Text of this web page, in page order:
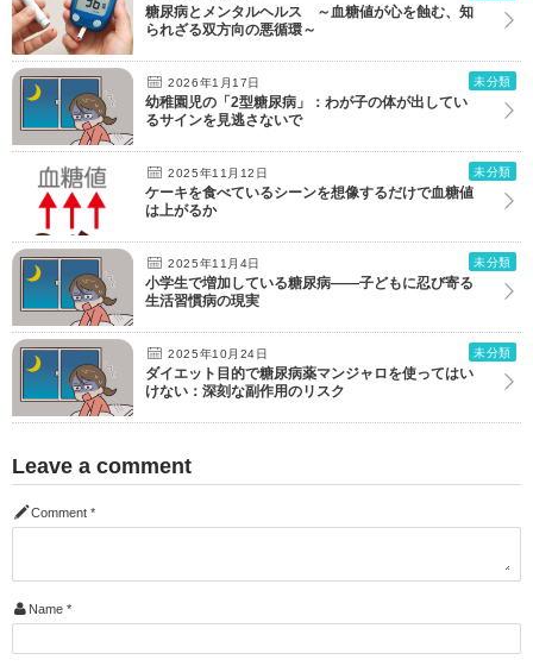
糖尿病とメンタルヘルス ～血糖値が心を蝕む、知
られざる双方向の悪循環～
2026年1月17日 未分類
幼稚園児の「2型糖尿病」：わが子の体が出してい
るサインを見逃さないで
2025年11月12日 未分類
ケーキを食べているシーンを想像するだけで血糖値
は上がるか
2025年11月4日 未分類
小学生で増加している糖尿病――子どもに忍び寄る
生活習慣病の現実
2025年10月24日 未分類
ダイエット目的で糖尿病薬マンジャロを使ってはい
けない：深刻な副作用のリスク
Leave a comment
Comment *
Name *